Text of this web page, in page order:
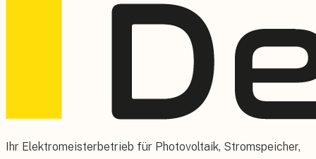
Ihr Elektromeisterbetrieb für Photovoltaik, Stromspeicher,